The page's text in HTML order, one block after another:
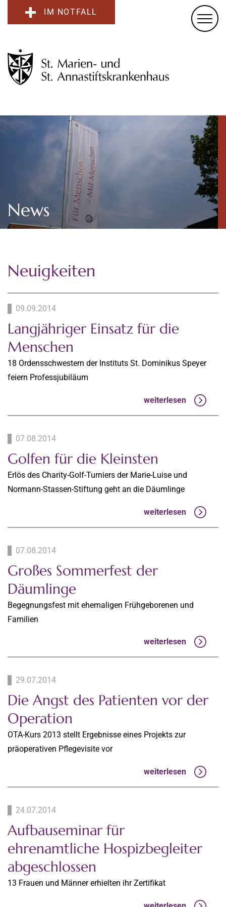
IM NOTFALL
News
Neuigkeiten
09.09.2014
Langjähriger Einsatz für die
Menschen
18 Ordensschwestern der Instituts St. Dominikus Speyer
feiern Professjubiläum
weiterlesen
07.08.2014
Golfen für die Kleinsten
Erlös des Charity-Golf-Turniers der Marie-Luise und
Normann-Stassen-Stiftung geht an die Däumlinge
weiterlesen
07.08.2014
Großes Sommerfest der
Däumlinge
Begegnungsfest mit ehemaligen Frühgeborenen und
Familien
weiterlesen
29.07.2014
Die Angst des Patienten vor der
Operation
OTA-Kurs 2013 stellt Ergebnisse eines Projekts zur
präoperativen Pflegevisite vor
weiterlesen
24.07.2014
Aufbauseminar für
ehrenamtliche Hospizbegleiter
abgeschlossen
13 Frauen und Männer erhielten ihr Zertifikat